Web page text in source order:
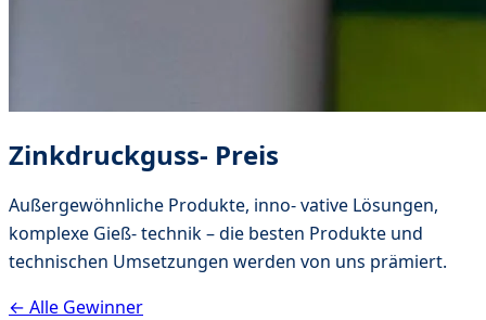
Zinkdruckguss- Preis
Außergewöhnliche Produkte, inno- vative Lösungen,
komplexe Gieß- technik – die besten Produkte und
technischen Umsetzungen werden von uns prämiert.
← Alle Gewinner